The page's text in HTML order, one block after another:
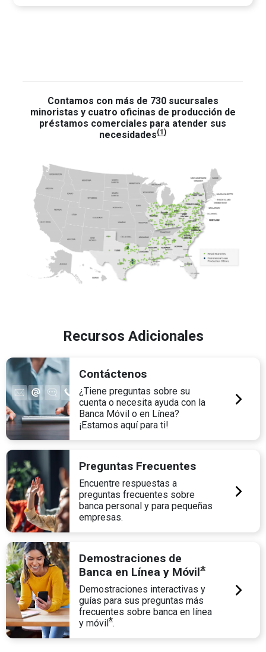
Contamos con más de 730 sucursales
minoristas y cuatro oficinas de producción de
préstamos comerciales para atender sus
necesidades(1)
Recursos Adicionales
Contáctenos
¿Tiene preguntas sobre su
cuenta o necesita ayuda con la
Banca Móvil o en Línea?
¡Estamos aquí para ti!
Preguntas Frecuentes
Encuentre respuestas a
preguntas frecuentes sobre
banca personal y para pequeñas
empresas.
Demostraciones de
Banca en Línea y Móvil*
Demostraciones interactivas y
guías para sus preguntas más
frecuentes sobre banca en línea
y móvil*.